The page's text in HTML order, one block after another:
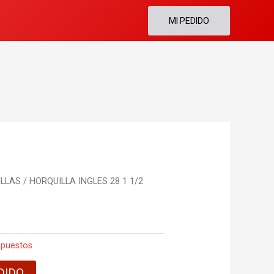
MI PEDIDO
/ HORQUILLA INGLES 28 1 1/2